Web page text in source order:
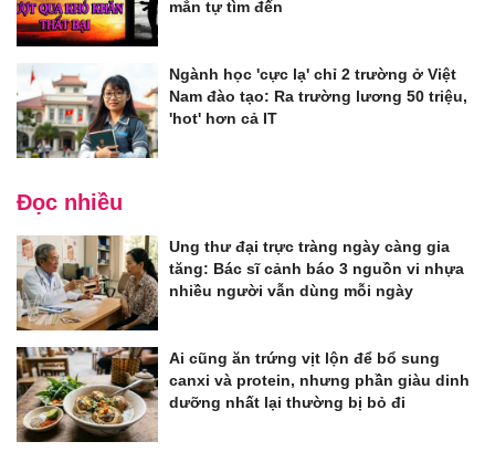
mắn tự tìm đến
Ngành học 'cực lạ' chỉ 2 trường ở Việt
Nam đào tạo: Ra trường lương 50 triệu,
'hot' hơn cả IT
Đọc nhiều
Ung thư đại trực tràng ngày càng gia
tăng: Bác sĩ cảnh báo 3 nguồn vi nhựa
nhiều người vẫn dùng mỗi ngày
Ai cũng ăn trứng vịt lộn để bổ sung
canxi và protein, nhưng phần giàu dinh
dưỡng nhất lại thường bị bỏ đi